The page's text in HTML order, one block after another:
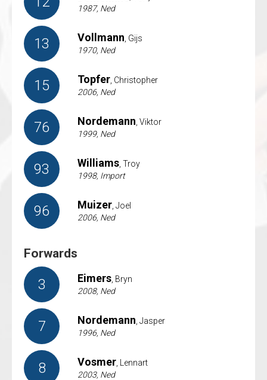
1987, Ned
13 Vollmann , Gijs
1970, Ned
15 Topfer , Christopher
2006, Ned
76 Nordemann , Viktor
1999, Ned
93 Williams , Troy
1998, Import
96 Muizer , Joel
2006, Ned
Forwards
3 Eimers , Bryn
2008, Ned
7 Nordemann , Jasper
1996, Ned
8 Vosmer , Lennart
2003, Ned